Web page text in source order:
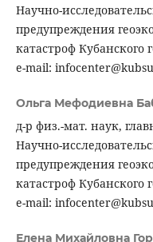
Научно-
предупреждения
катастроф Кубанского
e-mail:
Ольга Мефодиевна
д-р физ.-мат. наук,
Научно-
предупреждения
катастроф Кубанского
e-mail:
Елена Михайловна